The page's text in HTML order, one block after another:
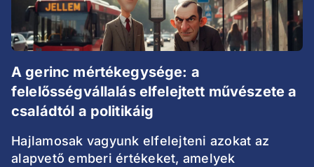
A gerinc mértékegysége: a
felelősségvállalás elfelejtett művészete a
családtól a politikáig
Hajlamosak vagyunk elfelejteni azokat az
alapvető emberi értékeket, amelyek